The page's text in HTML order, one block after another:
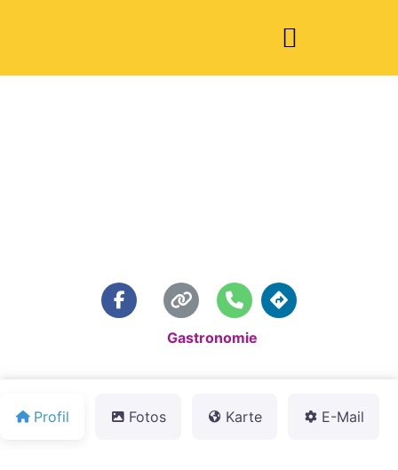
Gastronomie
Profil Fotos Karte E-Mail